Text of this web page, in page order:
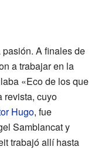
A finales de
a trabajar en la
«Eco de los que
revista, cuyo
Hugo, fue
Samblancat y
trabajó allí hasta